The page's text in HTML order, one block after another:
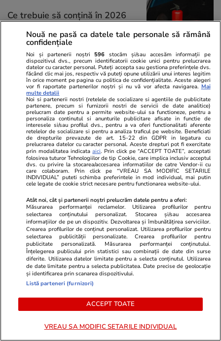
Ce trebuie să conţină în 2026
kitul de siguranţă auto
Tehnologie 08 iul.
Ce gadgeturi merită să iei cu
tine în concediu
Știri România 31 iul.
Turiști cazați la un hotel de 4
stele din Constanța, prinși cu
2,6 kilograme de mezeluri și
cașcaval luate de la micul-
dejun și ascunse în cameră
Știri România
Ilie Bolojan cere companiilor și
economisească energie pe
Nouă ne pasă ca datele tale personale să rămână
confidențiale
Noi și partenerii noștri 596 stocăm și/sau accesăm informații pe
dispozitivul dvs., precum identificatorii cookie unici pentru prelucrarea
datelor cu caracter personal. Puteți accepta sau gestiona preferințele dvs.
făcând clic mai jos, respectiv vă puteți opune utilizării unui interes legitim
în orice moment pe pagina cu politica de confidențialitate. Aceste alegeri
vor fi raportate partenerilor noștri și nu vă vor afecta navigarea. Mai
multe detalii
Noi si partenerii nostri (retelele de socializare si agentiile de publicitate
partenere, precum si furnizorii nostri de servicii de date analitice)
prelucram date pentru a permite website-ului sa functioneze, pentru a
personaliza continutul si anunturile publicitare afisate in functie de
interesele si/sau profilul dvs., pentru a va oferi functionalitati aferente
retelelor de socializare si pentru a analiza traficul pe website. Beneficiati
de drepturile prevazute de art. 15-22 din GDPR in legatura cu
prelucrarea datelor cu caracter personal. Aceste drepturi pot fi exercitate
prin modalitatea indicataaici. Prin click pe “ACCEPT TOATE”, acceptati
folosirea tuturor Tehnologiilor de tip Cookie, care implica inclusiv acceptul
dvs. cu privire la stocarea/accesarea informatiilor de catre Vendor-ii cu
care colaboram. Prin click pe “VREAU SA MODIFIC SETARILE
INDIVIDUAL” puteti schimba preferintele in mod individual, mai putin
cele legate de cookie strict necesare pentru functionarea website-ului.
Atât noi, cât și partenerii noștri prelucrăm datele pentru a oferi:
Măsurarea performanței reclamelor. Utilizarea profilurilor pentru
selectarea conținutului personalizat. Stocarea și/sau accesarea
informațiilor de pe un dispozitiv. Dezvoltarea și îmbunătățirea serviciilor.
Crearea profilurilor de conținut personalizat. Utilizarea profilurilor pentru
selectarea publicității personalizate. Crearea profilurilor pentru
publicitate personalizată. Măsurarea performanței conținutului.
Înțelegerea publicului prin statistici sau combinații de date din surse
diferite. Utilizarea datelor limitate pentru a selecta conținutul. Utilizarea
de date limitate pentru a selecta publicitatea. Date precise de geolocație
și identificarea prin scanarea dispozitivului.
Listă parteneri (furnizori)
ACCEPT TOATE
VREAU SA MODIFIC SETARILE INDIVIDUAL